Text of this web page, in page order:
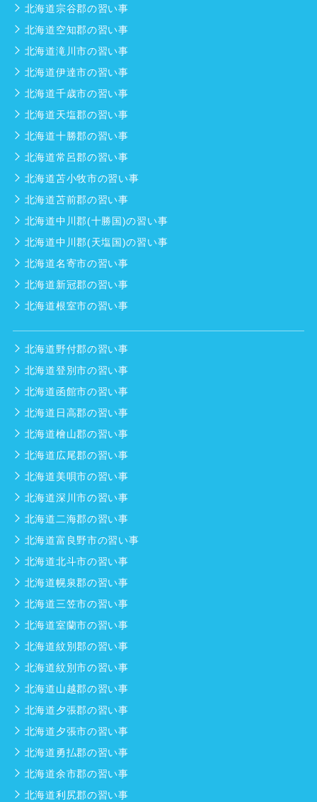
北海道宗谷郡の習い事
北海道空知郡の習い事
北海道滝川市の習い事
北海道伊達市の習い事
北海道千歳市の習い事
北海道天塩郡の習い事
北海道十勝郡の習い事
北海道常呂郡の習い事
北海道苫小牧市の習い事
北海道苫前郡の習い事
北海道中川郡(十勝国)の習い事
北海道中川郡(天塩国)の習い事
北海道名寄市の習い事
北海道新冠郡の習い事
北海道根室市の習い事
北海道野付郡の習い事
北海道登別市の習い事
北海道函館市の習い事
北海道日高郡の習い事
北海道檜山郡の習い事
北海道広尾郡の習い事
北海道美唄市の習い事
北海道深川市の習い事
北海道二海郡の習い事
北海道富良野市の習い事
北海道北斗市の習い事
北海道幌泉郡の習い事
北海道三笠市の習い事
北海道室蘭市の習い事
北海道紋別郡の習い事
北海道紋別市の習い事
北海道山越郡の習い事
北海道夕張郡の習い事
北海道夕張市の習い事
北海道勇払郡の習い事
北海道余市郡の習い事
北海道利尻郡の習い事